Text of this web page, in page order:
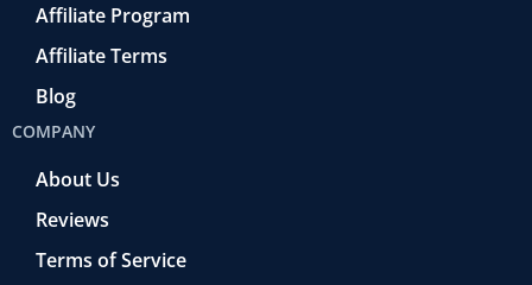
Affiliate Program
Affiliate Terms
Blog
COMPANY
About Us
Reviews
Terms of Service